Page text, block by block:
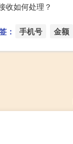
收如何处理？
： 手机号 金额